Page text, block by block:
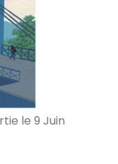
le 9 Juin